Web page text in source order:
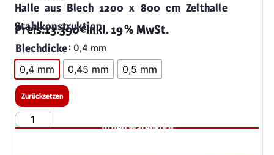
Halle aus Blech 1200 x 800 cm Zelthalle
Stahlkonstruktion
Preis:13.390€inkl. 19 % MwSt.
Blechdicke: 0,4 mm
0,4 mm 0,45 mm 0,5 mm
Zurücksetzen
In den Warenkorb